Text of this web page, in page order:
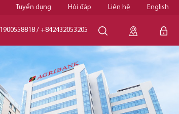
Tuyển dụng Hỏi đáp Liên hệ English
1900558818 / +842432053205